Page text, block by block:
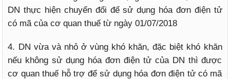
DN thực hiện chuyển đổi để sử dụng hóa đơn điện tử
có mã của cơ quan thuế từ ngày 01/07/2018
4. DN vừa và nhỏ ở vùng khó khăn, đặc biệt khó khăn
nếu không sử dụng hóa đơn điện tử của DN thì được
cơ quan thuế hỗ trợ để sử dụng hóa đơn điện tử có mã